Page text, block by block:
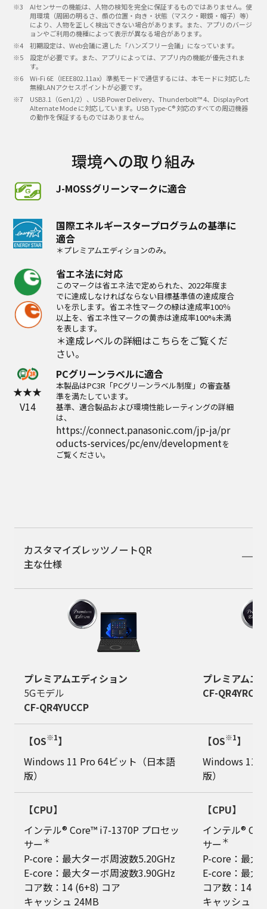
AIセンサーの機能は、人物の検知を完全に保証するものではありません。使
用環境（周囲の明るさ、顔の位置・向き・状態（マスク・眼鏡・帽子）等）
により、人物を正しく検出できない場合があります。また、アプリのバージ
ョンやご利用の機種によって表示が異なる場合があります。
初期設定は、Web会議に適した「ハンズフリー会議」になっています。
設定が必要です。また、アプリによっては、アプリ内の機能が優先されま
す。
Wi-Fi 6E（IEEE802.11ax）準拠モードで通信するには、本モードに対応した
無線LANアクセスポイントが必要です。
USB3.1（Gen1/2）、USB Power Delivery、Thunderbolt™ 4、DisplayPort
Alternate Mode に対応しています。USB Type-C® 対応のすべての周辺機器
の動作を保証するものではありません。
環境への取り組み
J-MOSSグリーンマークに適合
国際エネルギースタープログラムの基準に
適合
＊プレミアムエディションのみ。
省エネ法に対応
このマークは省エネ法で定められた、2022年度ま
でに達成しなければならない目標基準値の達成度合
いを示します。省エネ性マークの緑は達成率100％
以上を、省エネ性マークの黄赤は達成率100%未満
を表します。
＊達成レベルの詳細はこちらをご覧くだ
さい。
★★★
V14
PCグリーンラベルに適合
本製品はPC3R「PCグリーンラベル制度」の審査基
準を満たしています。
基準、適合製品および環境性能レーティングの詳細
は、
https://connect.panasonic.com/jp-ja/pr
oducts-services/pc/env/developmentを
ご覧ください。
カスタマイズレッツノートQR
主な仕様
プレミアムエディション
5Gモデル
CF-QR4YUCCP
プレミアムエ
CF-
【OS※1】
Windows 11 Pro 64ビット（日本語
版）
【OS※1】
Windows 11
版）
【CPU】
インテル® Core™ i7-1370P プロセッ
サー ＊
P-core：最大ターボ周波数5.20GHz
E-core：最大ターボ周波数3.90GHz
コア数：14 (6+8) コア
キャッシュ 24MB
【CPU】
インテル®
サー ＊
P-core：最大
E-core：最大
コア数：14
キャッシュ